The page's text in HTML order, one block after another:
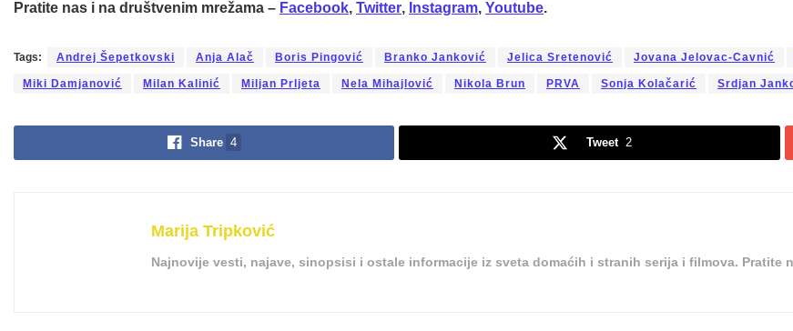
Pratite nas i na društvenim mrežama – Facebook, Twitter, Instagram, Youtube.
Tags: Andrej Šepetkovski Anja Alač Boris Pingović Branko Janković Jelica Sretenović Jovana Jelovac-Cavnić
Miki Damjanović Milan Kalinić Miljan Prljeta Nela Mihajlović Nikola Brun PRVA Sonja Kolačarić Srdjan
Share 4 Tweet 2
Marija Tripković
Najnovije vesti, najave, sinopsisi i ostale informacije iz sveta domaćih i stranih serija i filmova. Pratite